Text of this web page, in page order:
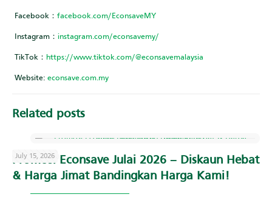
Facebook：facebook.com/EconsaveMY
Instagram：instagram.com/econsavemy/
TikTok： https://www.tiktok.com/@econsavemalaysia
Website:econsave.com.my
Related posts
July 15, 2026
Promosi Econsave Julai 2026 – Diskaun Hebat
& Harga Jimat Bandingkan Harga Kami!